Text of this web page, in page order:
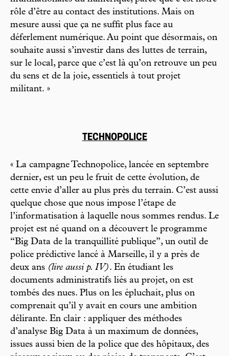
rôle d’être au contact des institutions. Mais on
mesure aussi que ça ne suffit plus face au
déferlement numérique. Au point que désormais, on
souhaite aussi s’investir dans des luttes de terrain,
sur le local, parce que c’est là qu’on retrouve un peu
du sens et de la joie, essentiels à tout projet
militant. »
TECHNOPOLICE
« La campagne Technopolice, lancée en septembre
dernier, est un peu le fruit de cette évolution, de
cette envie d’aller au plus près du terrain. C’est aussi
quelque chose que nous impose l’étape de
l’informatisation à laquelle nous sommes rendus. Le
projet est né quand on a découvert le programme
“Big Data de la tranquillité publique”, un outil de
police prédictive lancé à Marseille, il y a près de
deux ans (lire aussi p. IV). En étudiant les
documents administratifs liés au projet, on est
tombés des nues. Plus on les épluchait, plus on
comprenait qu’il y avait en cours une ambition
délirante. En clair : appliquer des méthodes
d’analyse Big Data à un maximum de données,
issues aussi bien de la police que des hôpitaux, des